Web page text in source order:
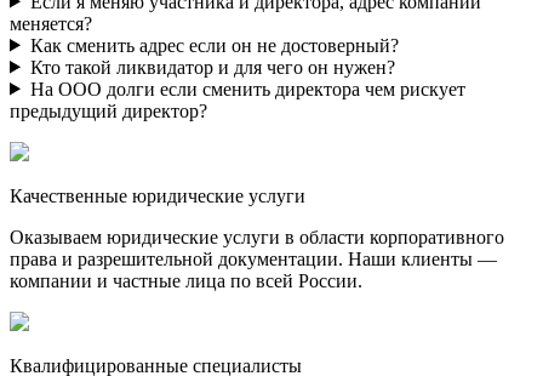
меняется?
Как сменить адрес если он не достоверный?
Кто такой ликвидатор и для чего он нужен?
На ООО долги если сменить директора чем рискует
предыдущий директор?
Качественные юридические услуги
Оказываем юридические услуги в области корпоративного
права и разрешительной документации. Наши клиенты —
компании и частные лица по всей России.
Квалифицированные специалисты